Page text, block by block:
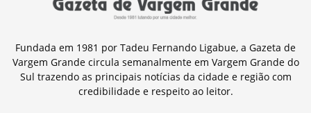
Fundada em 1981 por Tadeu Fernando Ligabue, a Gazeta de
Vargem Grande circula semanalmente em Vargem Grande do
Sul trazendo as principais notícias da cidade e região com
credibilidade e respeito ao leitor.